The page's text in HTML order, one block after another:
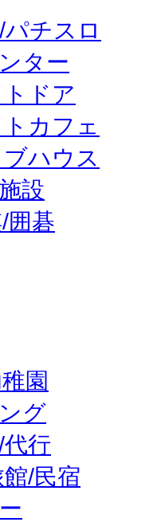
チスロ
ター
ドア
カフェ
ハウス
設
囲碁
園
グ
行
/民宿